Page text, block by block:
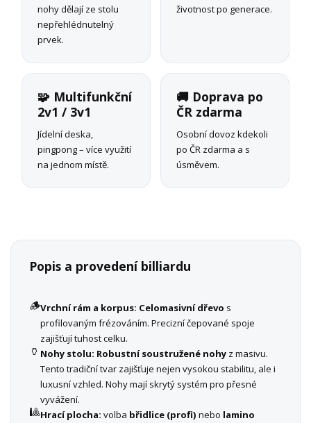
nohy dělají ze stolu
nepřehlédnutelný
prvek.
životnost po generace.
🧩 Multifunkční
2v1 / 3v1
Jídelní deska,
pingpong – více využití
na jednom místě.
🚚 Doprava po
ČR zdarma
Osobní dovoz kdekoli
po ČR zdarma a s
úsměvem.
Popis a provedení billiardu
🪵Vrchní rám a korpus: Celomasivní dřevo s
profilovaným frézováním. Precizní čepované spoje
zajišťují tuhost celku.
🏺 Nohy stolu: Robustní soustružené nohy z masivu.
Tento tradiční tvar zajišťuje nejen vysokou stabilitu, ale i
luxusní vzhled. Nohy mají skrytý systém pro přesné
vyvážení.
🎱Hrací plocha: volba břidlice (profi) nebo lamino